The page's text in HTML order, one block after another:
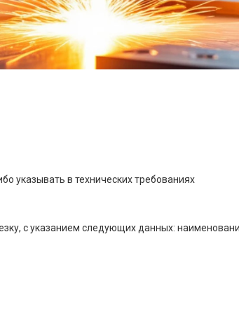
указывать в технических требованиях
с указанием следующих данных: